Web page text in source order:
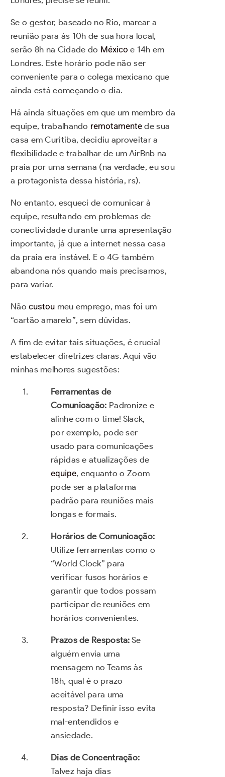
Se o gestor, baseado no Rio, marcar a
reunião para às 10h de sua hora local,
serão 8h na Cidade do México e 14h em
Londres. Este horário pode não ser
conveniente para o colega mexicano que
ainda está começando o dia.
Há ainda situações em que um membro da
equipe, trabalhando remotamente de sua
casa em Curitiba, decidiu aproveitar a
flexibilidade e trabalhar de um AirBnb na
praia por uma semana (na verdade, eu sou
a protagonista dessa história, rs).
No entanto, esqueci de comunicar à
equipe, resultando em problemas de
conectividade durante uma apresentação
importante, já que a internet nessa casa
da praia era instável. E o 4G também
abandona nós quando mais precisamos,
para variar.
Nãocustou meu emprego, mas foi um
“cartão amarelo”, sem dúvidas.
A fim de evitar tais situações, é crucial
estabelecer diretrizes claras. Aqui vão
minhas melhores sugestões:
Ferramentas de
Comunicação: Padronize e
alinhe com o time! Slack,
por exemplo, pode ser
usado para comunicações
rápidas e atualizações de
equipe, enquanto o Zoom
pode ser a plataforma
padrão para reuniões mais
longas e formais.
Horários de Comunicação:
Utilize ferramentas como o
“World Clock” para
verificar fusos horários e
garantir que todos possam
participar de reuniões em
horários convenientes.
Prazos de Resposta: Se
alguém envia uma
mensagem no Teams às
18h, qual é o prazo
aceitável para uma
resposta? Definir isso evita
mal-entendidos e
ansiedade.
Dias de Concentração:
Talvez haja dias